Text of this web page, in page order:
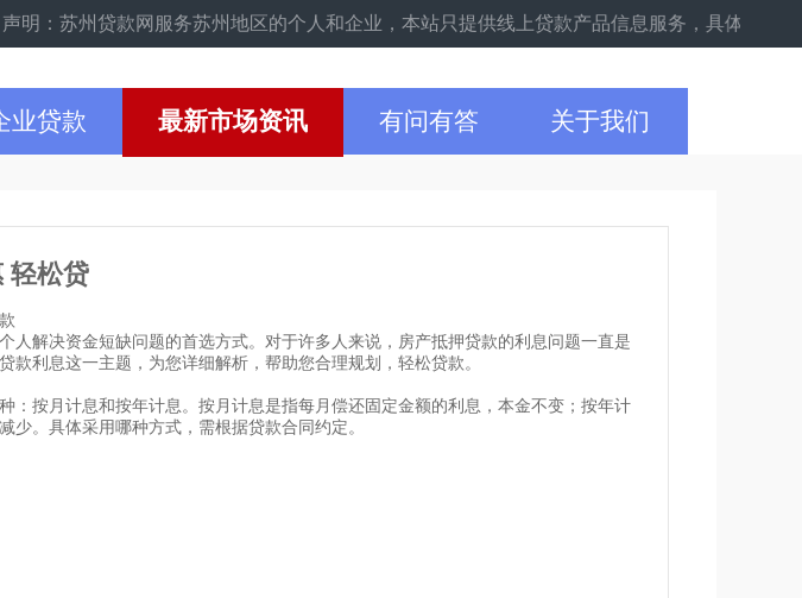
苏州贷款网服务苏州地区的个人和企业，本站只提供线上贷款产品信息服务，具体申请以线
业贷款 最新市场资讯 有问有答 关于我们
轻松贷
人解决资金短缺问题的首选方式。对于许多人来说，房产抵押贷款的利息问题一直是
款利息这一主题，为您详细解析，帮助您合理规划，轻松贷款。
：按月计息和按年计息。按月计息是指每月偿还固定金额的利息，本金不变；按年计
少。具体采用哪种方式，需根据贷款合同约定。